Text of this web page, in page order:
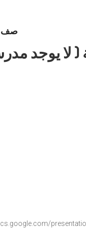
صف
الموافق 14-2-2026